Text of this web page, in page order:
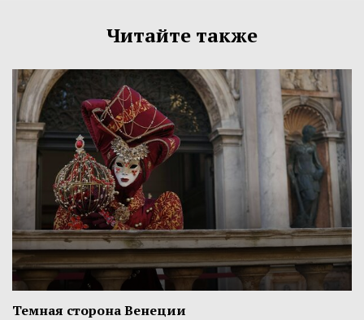
Читайте также
Темная сторона Венеции